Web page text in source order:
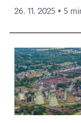
26. 11. 2025 ▪ 5